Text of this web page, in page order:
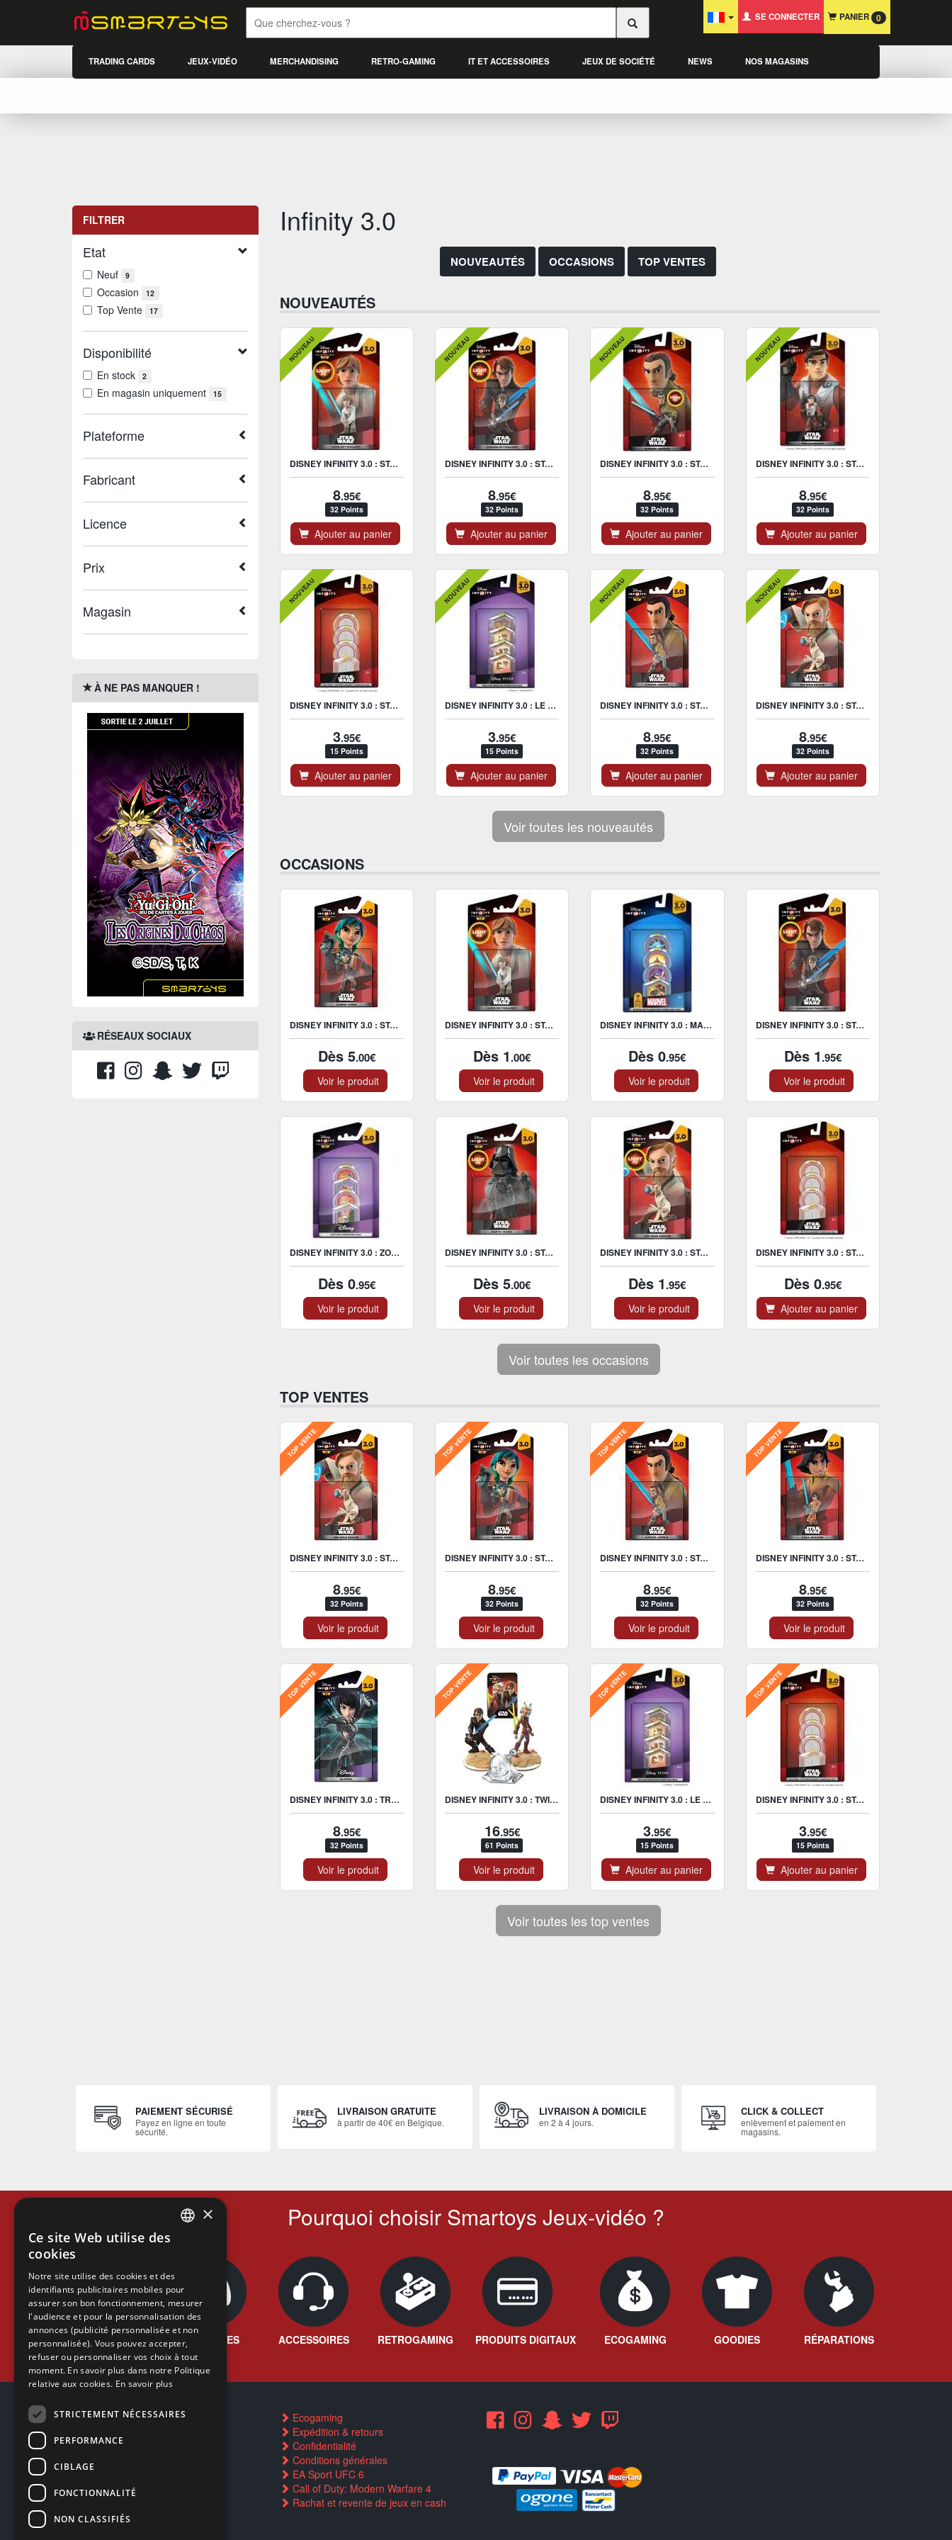
SE CONNECTER PANIER 0
TRADING CARDS JEUX-VIDÉO MERCHANDISING RETRO-GAMING IT ET ACCESSOIRES JEUX DE SOCIÉTÉ NEWS NOS MAGASINS
FILTRER
Etat
Neuf 9
Occasion 12
Top Vente 17
Disponibilité
En stock 2
En magasin uniquement 15
Plateforme
Fabricant
Licence
Prix
Magasin
À NE PAS MANQUER !
RÉSEAUX SOCIAUX
Infinity 3.0
NOUVEAUTÉS OCCASIONS TOP VENTES
NOUVEAUTÉS
NOUVEAU
DISNEY INFINITY 3.0 : STAR WARS LIGHT UP LUKE SKYWALKER FIGURINE
8.95€
32 Points
Ajouter au panier
NOUVEAU
DISNEY INFINITY 3.0 : STAR WARS LIGHT-UP ANAKIN FIGURINE
8.95€
32 Points
Ajouter au panier
NOUVEAU
DISNEY INFINITY 3.0 : STAR WARS LIGHT-UP KANAN JARRUS FIGURINE
8.95€
32 Points
Ajouter au panier
NOUVEAU
DISNEY INFINITY 3.0 : STAR WARS POE DAMERON FIGURINE
8.95€
32 Points
Ajouter au panier
NOUVEAU
DISNEY INFINITY 3.0 : STAR WARS THE FORCE AWAKENS POWER DISC 4
3.95€
15 Points
Ajouter au panier
NOUVEAU
DISNEY INFINITY 3.0 : LE VOYAGE D'ARLO POWER DISC 4 PACK
3.95€
15 Points
Ajouter au panier
NOUVEAU
DISNEY INFINITY 3.0 : STAR WARS KANAN JARRUS FIGURINE
8.95€
32 Points
Ajouter au panier
NOUVEAU
DISNEY INFINITY 3.0 : STAR WARS OBI-WAN KENOBI FIGURINE
8.95€
32 Points
Ajouter au panier
Voir toutes les nouveautés
OCCASIONS
DISNEY INFINITY 3.0 : STAR WARS SABINE WREN FIGURINE
Dès 5.00€
Voir le produit
DISNEY INFINITY 3.0 : STAR WARS LIGHT UP LUKE SKYWALKER FIGURINE
Dès 1.00€
Voir le produit
DISNEY INFINITY 3.0 : MARVEL POWER DISC 4 PACK
Dès 0.95€
Voir le produit
DISNEY INFINITY 3.0 : STAR WARS LIGHT-UP ANAKIN FIGURINE
Dès 1.95€
Voir le produit
DISNEY INFINITY 3.0 : ZOOTOPIE POWER DISC 4 PACK
Dès 0.95€
Voir le produit
DISNEY INFINITY 3.0 : STAR WARS LIGHT-UP DARTH VADER FIGURINE
Dès 5.00€
Voir le produit
DISNEY INFINITY 3.0 : STAR WARS LIGHT-UP OBI-WAN KENOBI FIGURINE
Dès 1.95€
Voir le produit
DISNEY INFINITY 3.0 : STAR WARS THE FORCE AWAKENS POWER DISC 4
Dès 0.95€
Ajouter au panier
Voir toutes les occasions
TOP VENTES
TOP VENTE
DISNEY INFINITY 3.0 : STAR WARS OBI-WAN KENOBI FIGURINE
8.95€
32 Points
Voir le produit
TOP VENTE
DISNEY INFINITY 3.0 : STAR WARS SABINE WREN FIGURINE
8.95€
32 Points
Voir le produit
TOP VENTE
DISNEY INFINITY 3.0 : STAR WARS KANAN JARRUS FIGURINE
8.95€
32 Points
Voir le produit
TOP VENTE
DISNEY INFINITY 3.0 : STAR WARS EZRA BRIDGER FIGURINE
8.95€
32 Points
Voir le produit
TOP VENTE
DISNEY INFINITY 3.0 : TRON L'HÉRITAGE QUORRA FIGURINE
8.95€
32 Points
Voir le produit
TOP VENTE
DISNEY INFINITY 3.0 : TWILIGHT OF THE REPUBLIC PACK AVENTURE
16.95€
61 Points
Voir le produit
TOP VENTE
DISNEY INFINITY 3.0 : LE VOYAGE D'ARLO POWER DISC 4 PACK
3.95€
15 Points
Ajouter au panier
TOP VENTE
DISNEY INFINITY 3.0 : STAR WARS THE FORCE AWAKENS POWER DISC 4
3.95€
15 Points
Ajouter au panier
Voir toutes les top ventes
PAIEMENT SÉCURISÉ
Payez en ligne en toute
sécurité.
LIVRAISON GRATUITE
à partir de 40€ en Belgique.
LIVRAISON À DOMICILE
en 2 à 4 jours.
CLICK & COLLECT
enlèvement et paiement en
magasins.
Pourquoi choisir Smartoys Jeux-vidéo ?
JEUX VIDÉO CONSOLES ACCESSOIRES RETROGAMING PRODUITS DIGITAUX ECOGAMING GOODIES RÉPARATIONS
Contactez-nous
Trouver un magasin
Rachat cartes Pokémon
Réservation par SMS
Restauration CD griffés
Smartpoints
Ecogaming
Expédition & retours
Confidentialité
Conditions générales
EA Sport UFC 6
Call of Duty: Modern Warfare 4
Rachat et revente de jeux en cash
ENGLISH
×
Ce site Web utilise des
cookies
Notre site utilise des cookies et des
identifiants publicitaires mobiles pour
assurer son bon fonctionnement, mesurer
l'audience et pour la personnalisation des
annonces (publicité personnalisée et non
personnalisée). Vous pouvez accepter,
refuser ou personnaliser vos choix à tout
moment. En savoir plus dans notre Politique
relative aux cookies. En savoir plus
STRICTEMENT NÉCESSAIRES
PERFORMANCE
CIBLAGE
FONCTIONNALITÉ
NON CLASSIFIÉS